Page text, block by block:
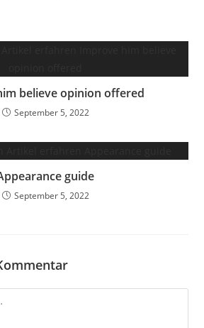
believe opinion offered
September 5, 2022
guide
September 5, 2022